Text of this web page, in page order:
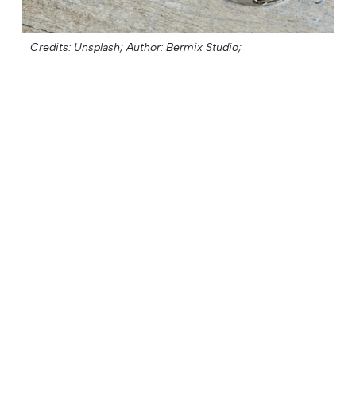
Credits: Unsplash; Author: Bermix Studio;